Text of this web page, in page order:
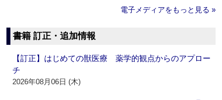
電子メディアをもっと見る »
書籍 訂正・追加情報
【訂正】はじめての獣医療 薬学的観点からのアプロー
チ
2026年08月06日 (木)